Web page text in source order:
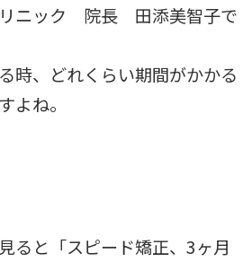
リニック 院長 田添美智子で
時、どれくらい期間がかかる
よね。
ると「スピード矯正、3ヶ月